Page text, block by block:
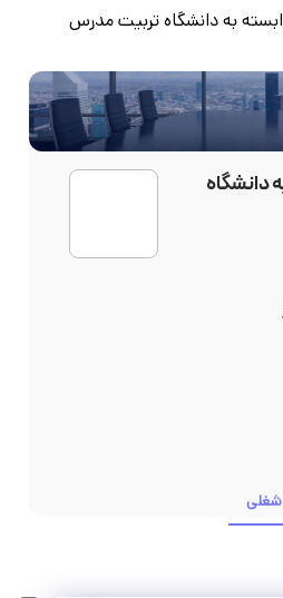
به دانشگاه تربیت مدرس
دانشگاه